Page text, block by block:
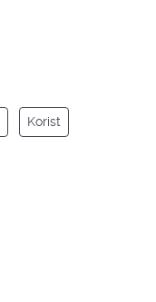
Korist